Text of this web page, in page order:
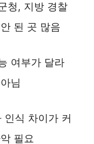
청, 지방 경찰
된 곳 많음
여부가 달라
님
인식 차이가 커
필요